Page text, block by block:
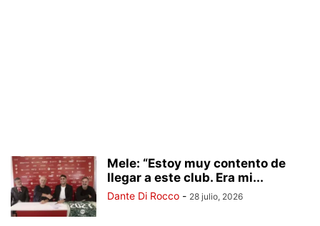
Mele: “Estoy muy contento de
llegar a este club. Era mi...
Dante Di Rocco - 28 julio, 2026